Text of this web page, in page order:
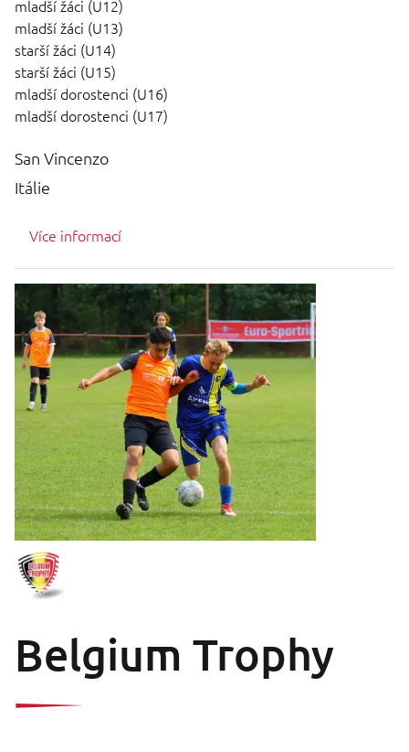
mladší žáci (U12)
mladší žáci (U13)
starší žáci (U14)
starší žáci (U15)
mladší dorostenci (U16)
mladší dorostenci (U17)
San Vincenzo
Itálie
Více informací
Belgium Trophy